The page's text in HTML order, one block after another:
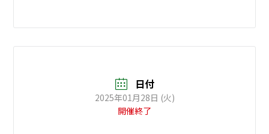
日付
2025年01月28日 (火)
開催終了